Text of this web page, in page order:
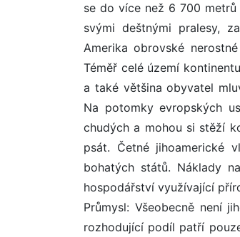
se do více než 6 700
svými deštnými pralesy,
Amerika obrovské
Téměř celé území
a také většina obyvatel
Na potomky evropských
chudých a mohou si stěží
psát. Četné jihoamerické
bohatých států. Náklady
hospodářství využívající
Průmysl: Všeobecně není
rozhodující podíl patří